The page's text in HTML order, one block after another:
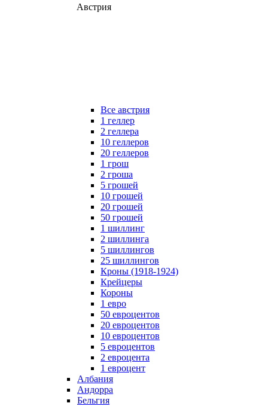
Австрия
Все австрия
1 геллер
2 геллера
10 геллеров
20 геллеров
1 грош
2 гроша
5 грошей
10 грошей
20 грошей
50 грошей
1 шиллинг
2 шиллинга
5 шиллингов
25 шиллингов
Кроны (1918-1924)
Крейцеры
Короны
1 евро
50 евроцентов
20 евроцентов
10 евроцентов
5 евроцентов
2 евроцента
1 евроцент
Албания
Андорра
Бельгия